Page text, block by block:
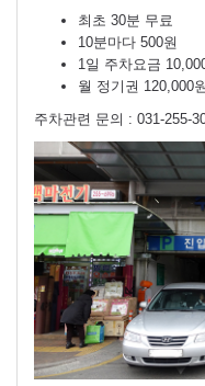
최초 30분 무료
10분마다 500원
1일 주차요금
월 정기권 120,000원
주차관련 문의 : 031-255-